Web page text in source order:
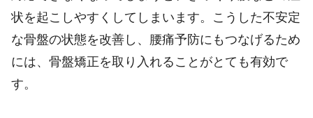
状を起こしやすくしてしまいます。こうした不安定
な骨盤の状態を改善し、腰痛予防にもつなげるため
には、骨盤矯正を取り入れることがとても有効で
す。